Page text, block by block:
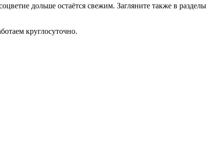
дольше остаётся свежим. Загляните также в разделы
круглосуточно.